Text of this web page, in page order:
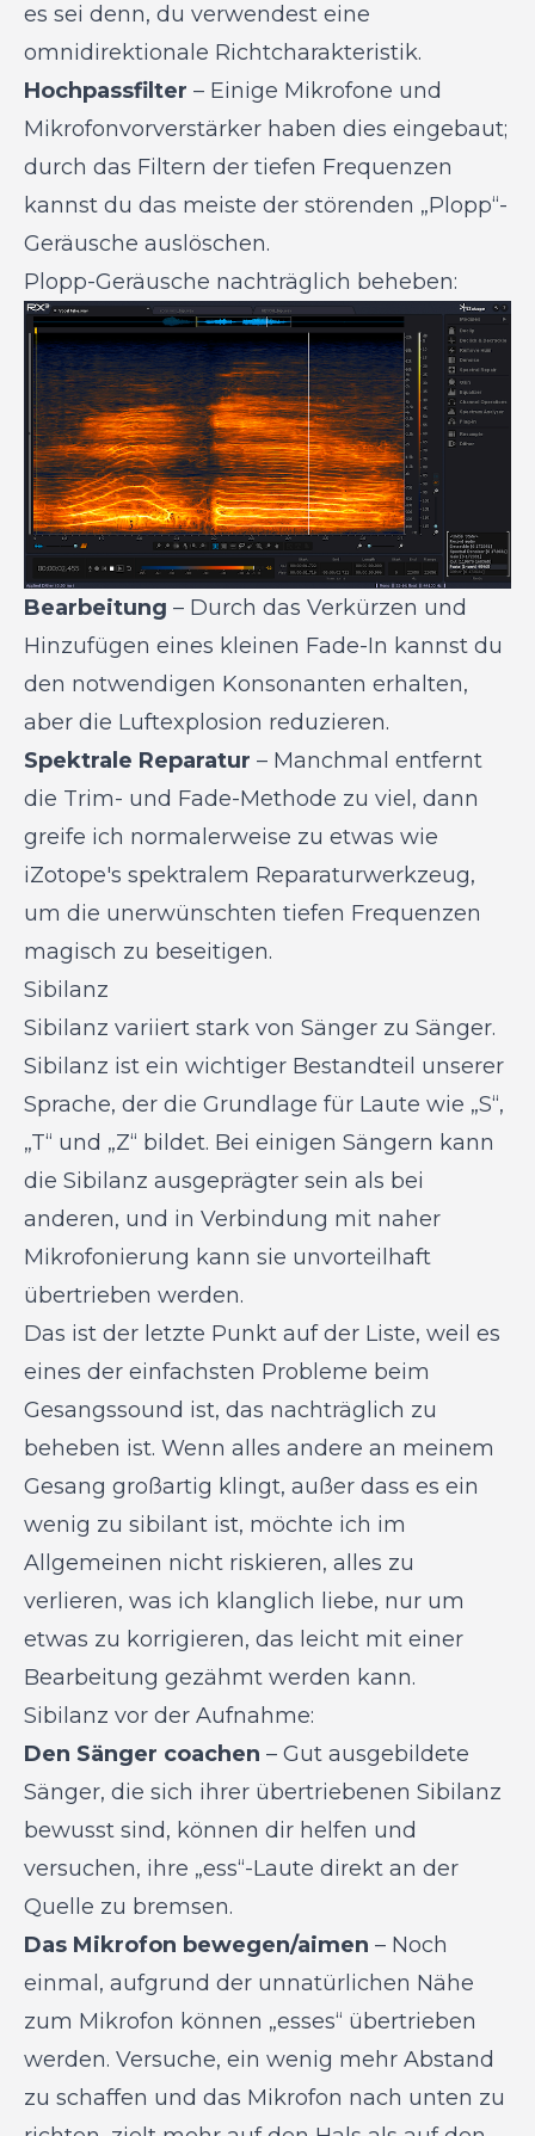
es sei denn, du verwendest eine
omnidirektionale Richtcharakteristik.
Hochpassfilter – Einige Mikrofone und
Mikrofonvorverstärker haben dies eingebaut;
durch das Filtern der tiefen Frequenzen
kannst du das meiste der störenden „Plopp“-
Geräusche auslöschen.
Plopp-Geräusche nachträglich beheben:
Bearbeitung – Durch das Verkürzen und
Hinzufügen eines kleinen Fade-In kannst du
den notwendigen Konsonanten erhalten,
aber die Luftexplosion reduzieren.
Spektrale Reparatur – Manchmal entfernt
die Trim- und Fade-Methode zu viel, dann
greife ich normalerweise zu etwas wie
iZotope's spektralem Reparaturwerkzeug,
um die unerwünschten tiefen Frequenzen
magisch zu beseitigen.
Sibilanz
Sibilanz variiert stark von Sänger zu Sänger.
Sibilanz ist ein wichtiger Bestandteil unserer
Sprache, der die Grundlage für Laute wie „S“,
„T“ und „Z“ bildet. Bei einigen Sängern kann
die Sibilanz ausgeprägter sein als bei
anderen, und in Verbindung mit naher
Mikrofonierung kann sie unvorteilhaft
übertrieben werden.
Das ist der letzte Punkt auf der Liste, weil es
eines der einfachsten Probleme beim
Gesangssound ist, das nachträglich zu
beheben ist. Wenn alles andere an meinem
Gesang großartig klingt, außer dass es ein
wenig zu sibilant ist, möchte ich im
Allgemeinen nicht riskieren, alles zu
verlieren, was ich klanglich liebe, nur um
etwas zu korrigieren, das leicht mit einer
Bearbeitung gezähmt werden kann.
Sibilanz vor der Aufnahme:
Den Sänger coachen – Gut ausgebildete
Sänger, die sich ihrer übertriebenen Sibilanz
bewusst sind, können dir helfen und
versuchen, ihre „ess“-Laute direkt an der
Quelle zu bremsen.
Das Mikrofon bewegen/aimen – Noch
einmal, aufgrund der unnatürlichen Nähe
zum Mikrofon können „esses“ übertrieben
werden. Versuche, ein wenig mehr Abstand
zu schaffen und das Mikrofon nach unten zu